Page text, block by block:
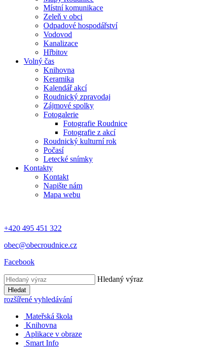
Místní komunikace
Zeleň v obci
Odpadové hospodářství
Vodovod
Kanalizace
Hřbitov
Volný čas
Knihovna
Keramika
Kalendář akcí
Roudnický zpravodaj
Zájmové spolky
Fotogalerie
Fotografie Roudnice
Fotografie z akcí
Roudnický kulturní rok
Počasí
Letecké snímky
Kontakty
Kontakt
Napište nám
Mapa webu
+420 495 451 322
obec@obecroudnice.cz
Facebook
Hledaný výraz
Hledat
rozšířené vyhledávání
Mateřská škola
Knihovna
Aplikace v obraze
Smart Info